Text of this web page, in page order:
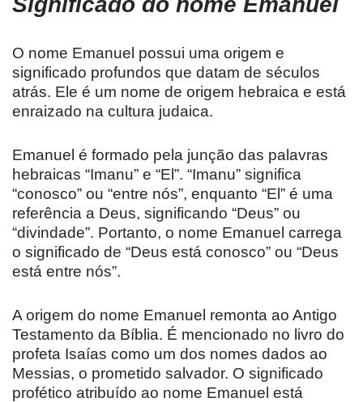
O nome Emanuel possui uma origem e
significado profundos que datam de séculos
atrás. Ele é um nome de origem hebraica e está
enraizado na cultura judaica.
Emanuel é formado pela junção das palavras
hebraicas “Imanu” e “El”. “Imanu” significa
“conosco” ou “entre nós”, enquanto “El” é uma
referência a Deus, significando “Deus” ou
“divindade”. Portanto, o nome Emanuel carrega
o significado de “Deus está conosco” ou “Deus
está entre nós”.
A origem do nome Emanuel remonta ao Antigo
Testamento da Bíblia. É mencionado no livro do
profeta Isaías como um dos nomes dados ao
Messias, o prometido salvador. O significado
profético atribuído ao nome Emanuel está